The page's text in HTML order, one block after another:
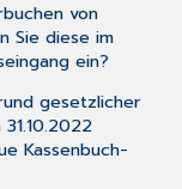
von
Sie diese im
ein?
gesetzlicher
Kassenbuch-